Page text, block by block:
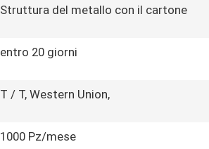
Struttura del metallo con il cartone
entro 20 giorni
T / T, Western Union,
1000 Pz/mese